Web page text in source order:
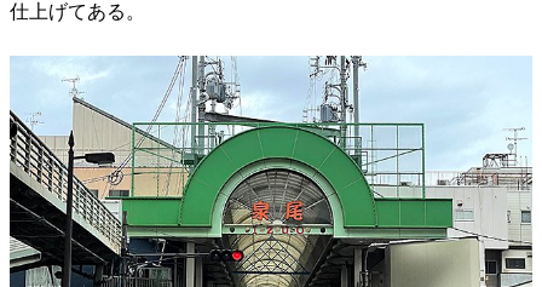
仕上げてある。